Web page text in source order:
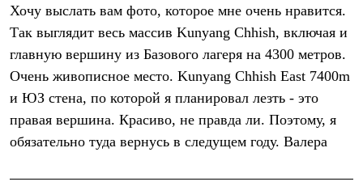
Куртки
Брюки
Штормовая одежда
Куртки
Брюки
Софтшелл одежда
Куртки
Брюки
Флисовая одежда
Куртки
Жилеты
Хочу выслать вам фото, которое мне очень нравится.
Так выглядит весь массив Kunyang Chhish, включая и
главную вершину из Базового лагеря на 4300 метров.
Очень живописное место. Kunyang Chhish East 7400m
и ЮЗ стена, по которой я планировал лезть - это
правая вершина. Красиво, не правда ли. Поэтому, я
обязательно туда вернусь в следущем году. Валера